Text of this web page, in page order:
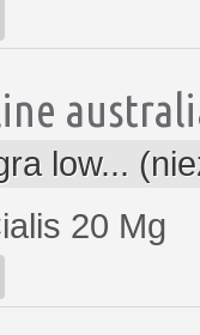
low...
20 Mg